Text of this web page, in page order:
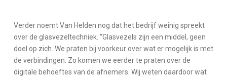
Verder noemt Van Helden nog dat het bedrijf weinig spreekt
over de glasvezeltechniek. “Glasvezels zijn een middel, geen
doel op zich. We praten bij voorkeur over wat er mogelijk is met
de verbindingen. Zo komen we eerder te praten over de
digitale behoeftes van de afnemers. Wij weten daardoor wat